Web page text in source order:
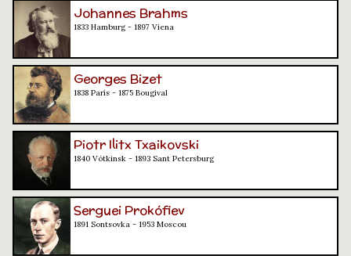
Johannes Brahms
1833 Hamburg - 1897 Viena
Georges Bizet
1838 París - 1875 Bougival
Piotr Ilitx Txaikovski
1840 Vótkinsk - 1893 Sant Petersburg
Serguei Prokófiev
1891 Sontsovka - 1953 Moscou